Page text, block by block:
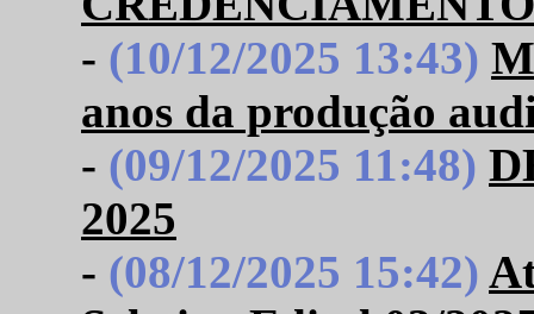
- (10/12/2025 13:43)
anos da produção
- (09/12/2025 11:48)
2025
- (08/12/2025 15:42)